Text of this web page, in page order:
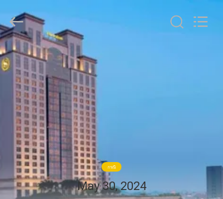
บ้าน
ผลิตภัณฑ์
วิดีโอ
แสดง
VR
HOME
Furniture
Co.,
Ltd..
All
Rights
Reserved.
กรณี
May 30, 2024